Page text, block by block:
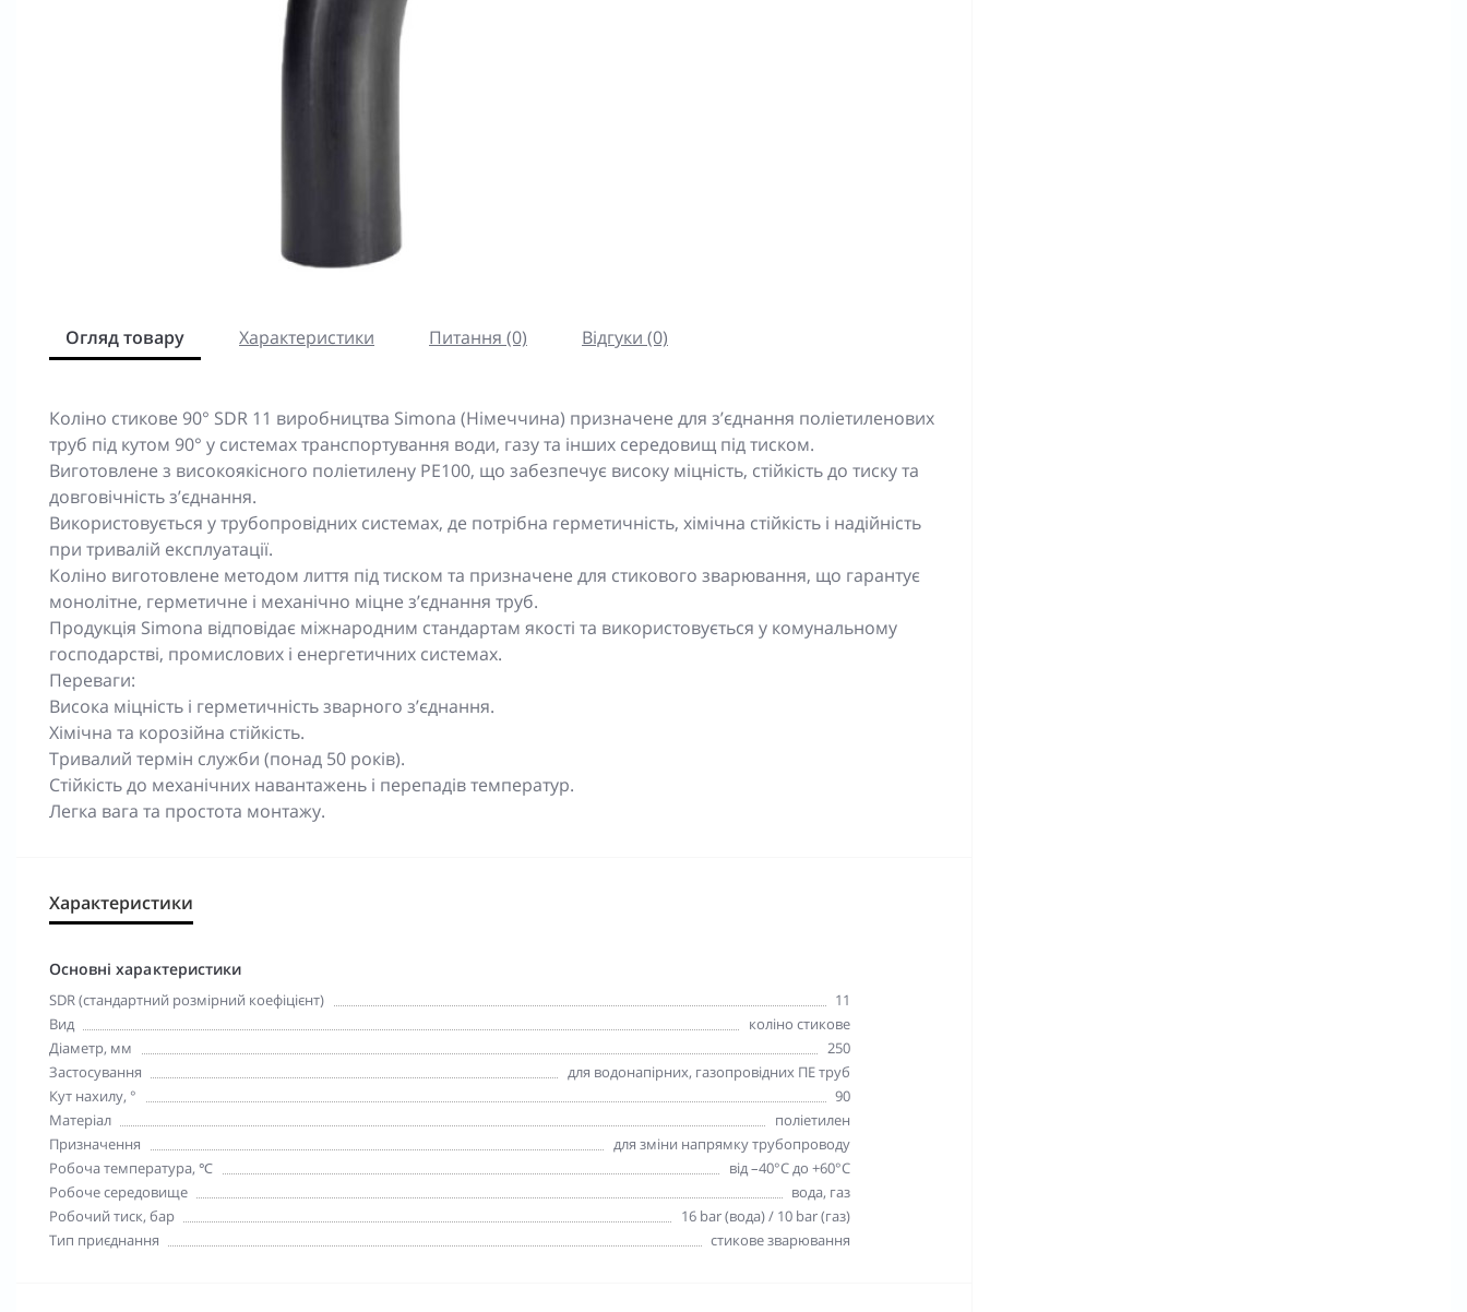
Огляд товару Характеристики Питання (0) Відгуки (0)
Коліно стикове 90° SDR 11 виробництва Simona (Німеччина) призначене для з’єднання поліетиленових
труб під кутом 90° у системах транспортування води, газу та інших середовищ під тиском.
Виготовлене з високоякісного поліетилену PE100, що забезпечує високу міцність, стійкість до тиску та
довговічність з’єднання.
Використовується у трубопровідних системах, де потрібна герметичність, хімічна стійкість і надійність
при тривалій експлуатації.
Коліно виготовлене методом лиття під тиском та призначене для стикового зварювання, що гарантує
монолітне, герметичне і механічно міцне з’єднання труб.
Продукція Simona відповідає міжнародним стандартам якості та використовується у комунальному
господарстві, промислових і енергетичних системах.
Переваги:
Висока міцність і герметичність зварного з’єднання.
Хімічна та корозійна стійкість.
Тривалий термін служби (понад 50 років).
Стійкість до механічних навантажень і перепадів температур.
Легка вага та простота монтажу.
Характеристики
Основні характеристики
SDR (стандартний розмірний коефіцієнт)
11
Вид
коліно стикове
Діаметр, мм
250
Застосування
для водонапірних, газопровідних ПЕ труб
Кут нахилу, °
90
Матеріал
поліетилен
Призначення
для зміни напрямку трубопроводу
Робоча температура, ℃
від –40°C до +60°C
Робоче середовище
вода, газ
Робочий тиск, бар
16 bar (вода) / 10 bar (газ)
Тип приєднання
стикове зварювання